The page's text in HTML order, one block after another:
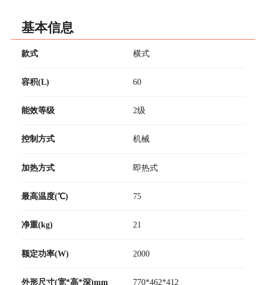
基本信息
款式 横式
容积(L) 60
能效等级 2级
控制方式 机械
加热方式 即热式
最高温度(℃) 75
净重(kg) 21
额定功率(W) 2000
外形尺寸(宽*高*深)mm 770*462*412